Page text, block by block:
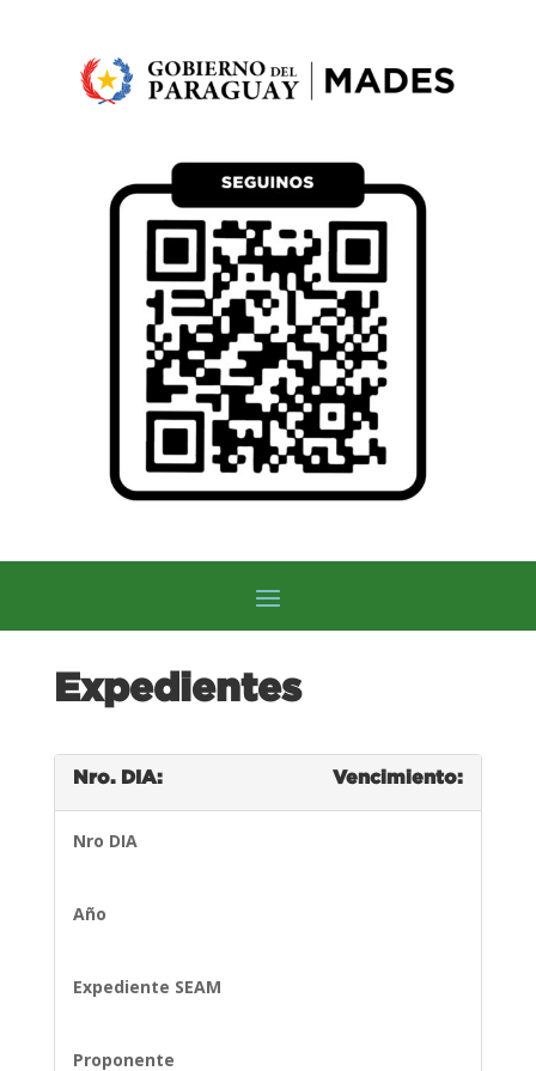
Expedientes
Nro. DIA: Vencimiento:
Nro DIA
Año
Expediente SEAM
Proponente